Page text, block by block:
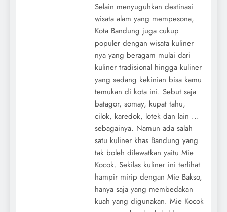
Selain menyuguhkan destinasi
wisata alam yang mempesona,
Kota Bandung juga cukup
populer dengan wisata kuliner
nya yang beragam mulai dari
kuliner tradisional hingga kuliner
yang sedang kekinian bisa kamu
temukan di kota ini. Sebut saja
batagor, somay, kupat tahu,
cilok, karedok, lotek dan lain ...
sebagainya. Namun ada salah
satu kuliner khas Bandung yang
tak boleh dilewatkan yaitu Mie
Kocok. Sekilas kuliner ini terlihat
hampir mirip dengan Mie Bakso,
hanya saja yang membedakan
kuah yang digunakan. Mie Kocok